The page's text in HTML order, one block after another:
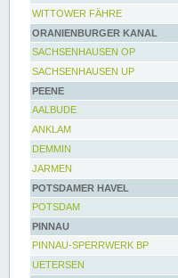
WITTOWER FÄHRE
ORANIENBURGER KANAL
SACHSENHAUSEN OP
SACHSENHAUSEN UP
PEENE
AALBUDE
ANKLAM
DEMMIN
JARMEN
POTSDAMER HAVEL
POTSDAM
PINNAU
PINNAU-SPERRWERK BP
UETERSEN